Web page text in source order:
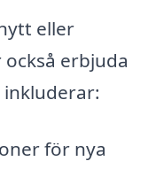
eller
erbjuda
för nya